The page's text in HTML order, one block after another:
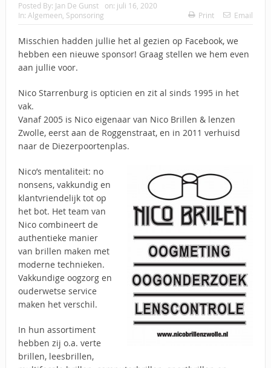
Posted By: Jan De Gunst on: juli 16, 2020
In: Algemeen, Sponsoring Print Email
Misschien hadden jullie het al gezien op Facebook, we
hebben een nieuwe sponsor! Graag stellen we hem even
aan jullie voor.
Nico Starrenburg is opticien en zit al sinds 1995 in het
vak.
Vanaf 2005 is Nico eigenaar van Nico Brillen & lenzen
Zwolle, eerst aan de Roggenstraat, en in 2011 verhuisd
naar de Diezerpoortenplas.
Nico’s mentaliteit: no
nonsens, vakkundig en
klantvriendelijk tot op
het bot. Het team van
Nico combineert de
authentieke manier
van brillen maken met
moderne technieken.
Vakkundige oogzorg en
ouderwetse service
maken het verschil.
In hun assortiment
hebben zij o.a. verte
brillen, leesbrillen,